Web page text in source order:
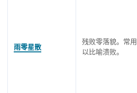
雨零星散
残败零落貌。常用
以比喻溃败。